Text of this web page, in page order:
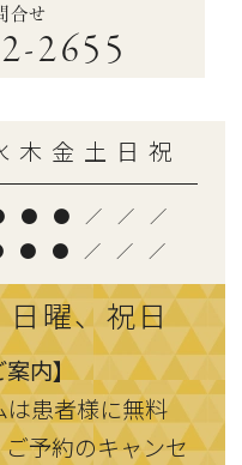
合せ
2655
木 金 土 日 祝
● ● ／ ／ ／
● ● ／ ／ ／
日曜、祝日
案内】
は患者様に無料
予約のキャンセ